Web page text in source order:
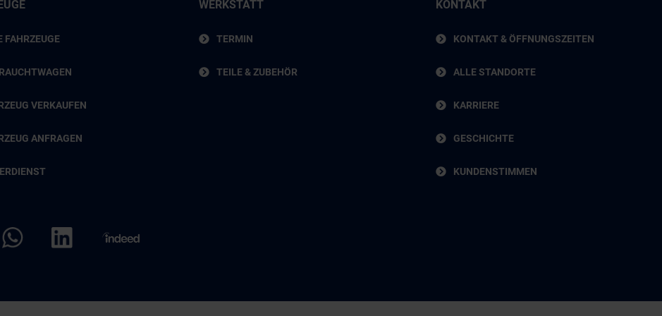
FAHRZEUGE
VERKAUFEN
ANFRAGEN
WERKSTATT
TERMIN
TEILE & ZUBEHÖR
KONTAKT
KONTAKT & ÖFFNUNGSZEITEN
ALLE STANDORTE
KARRIERE
GESCHICHTE
KUNDENSTIMMEN